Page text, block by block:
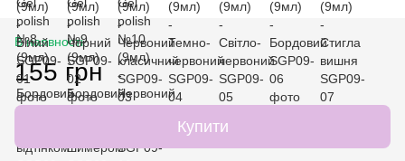
В наявності
155 грн
Купити